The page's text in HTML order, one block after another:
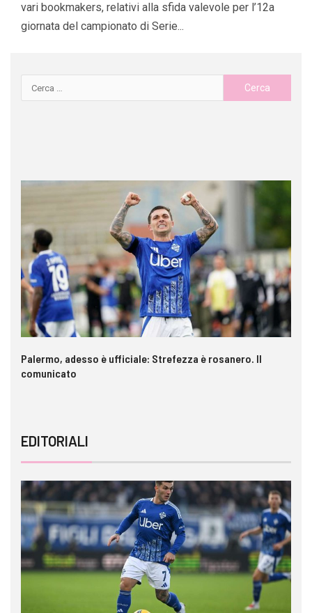
vari bookmakers, relativi alla sfida valevole per l’12a
giornata del campionato di Serie...
Palermo, adesso è ufficiale: Strefezza è rosanero. Il
comunicato
EDITORIALI